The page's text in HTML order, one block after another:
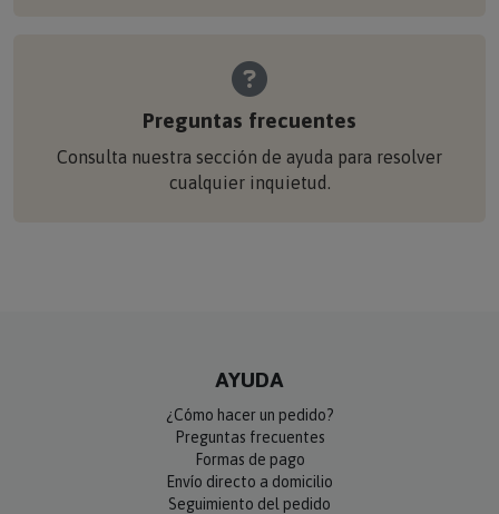
Preguntas frecuentes
Consulta nuestra sección de ayuda para resolver
cualquier inquietud.
AYUDA
¿Cómo hacer un pedido?
Preguntas frecuentes
Formas de pago
Envío directo a domicilio
Seguimiento del pedido